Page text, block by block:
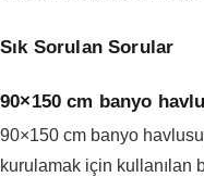
Sık Sorulan Sorular
90×150 cm banyo
90×150 cm banyo
kurulamak için kullanılan